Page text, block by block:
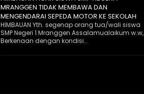
MRANGGEN TIDAK MEMBAWA DAN
MENGENDARAI SEPEDA MOTOR KE SEKOLAH
HIMBAUAN Yth. segenap orang tua/wali siswa
SMP Negeri 1 Mranggen Assalamualaikum w.w,
Berkenaan dengan kondisi..